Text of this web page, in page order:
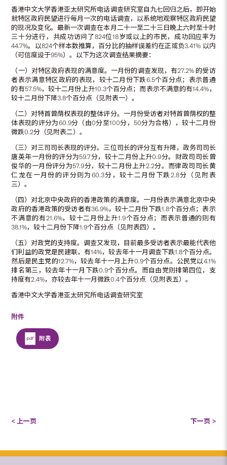
香港中文大学香港亚太研究所电话调查研究室自九七回归之后，即开始
就特区政府民望进行每月一次的电话调查，以系统地观察特区政府民望
的现况及变化。最新一次调查在本月二十一至二十三日晚上六时至十时
三十分进行，共成功访问了824位18岁或以上的市民，成功回应率为
44.7%。以824个样本数推算，百分比的抽样误差约在正或负3.41% 以内
（可信度设于95%）。以下为这次调查结果摘要：
（一）对特区政府表现的满意度。一月份的调查发现，有27.2% 的受访
者表示满意特区政府的表现，较十二月份下跌6.5个百分点；表示普通
的有57.5%，较十二月份上升10.3个百分点；而表示不满意的有14.4%，
较十二月份下降3.8个百分点（见附表一）。
（二）对特首曾荫权表现的整体评分。一月份受访者对特首曾荫权的整
体表现的评分为60.9分（由0分至100分，50分为合格），较十二月份
微跌0.2分（见附表二）。
（三）对三司司长表现的评分。三位司长的评分互有升降，政务司司长
唐英年一月份的评分为59.7分，较十二月份上升0.9分。财政司司长曾
俊华的一月份评分为57.9分，较十二月份上升2.2分。而律政司司长黄
仁龙在一月份的评分则为60.3分，较十二月份下跌2.8分（见附表
三）。
（四）对北京中央政府的香港政策的满意度。一月份表示满意北京中央
政府的香港政策的受访者有36.9%，较十二月份下跌1.8个百分点；表示
不满意的有21.6%，较十二月份上升1.9个百分点；而表示普通的则有
38.1%，较十二月份下降1.9个百分点（见附表四）。
（五）对政党的支持度。调查又发现，目前最多受访者表示最能代表他
们利益的政党是民建联，有14%，较去年十一月调查下跌1.8个百分点。
然后是民主党的12.7%，较去年十一月上升0.9个百分点。公民党以4.1%
排名第三，较去年十一月下跌0.9个百分点。而自由党则排第四位，支
持度有2.4%，亦较去年十一月微跌0.4个百分点（见附表五）。
香港中文大学香港亚太研究所电话调查研究室
附件
附表
< 上一页 下一页 >